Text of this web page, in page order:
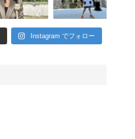
Instagram でフォロー